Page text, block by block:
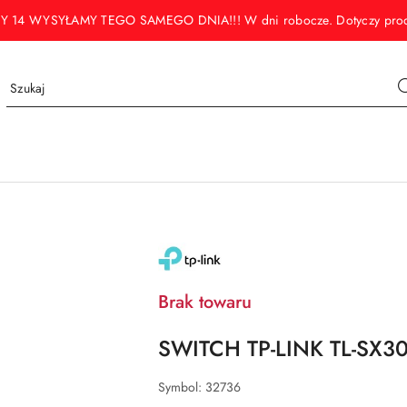
14 WYSYŁAMY TEGO SAMEGO DNIA!!! W dni robocze. Dotyczy
NAZWA
PRODUCENTA:
TP-
Brak towaru
SWITCH TP-LINK TL-
Symbol: 32736